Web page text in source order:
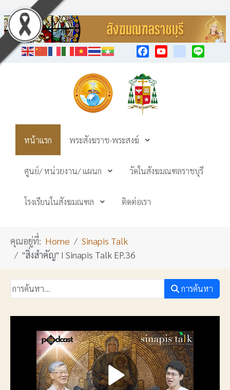
หน้าแรก พระสังฆราช-พระสงฆ์
ศูนย์/ หน่วยงาน/ แผนก วัดในสังฆมณฑลราชบุรี
โรงเรียนในสังฆมณฑล ติดต่อเรา
คุณอยู่ที่: Home
Sinapis Talk
"สิ่งสำคัญ" I Sinapis Talk EP.36
การค้นหา